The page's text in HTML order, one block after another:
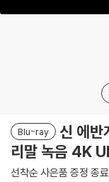
Blu-ray
신 에
리말 녹음 4K
선착순 사은품 증정 종